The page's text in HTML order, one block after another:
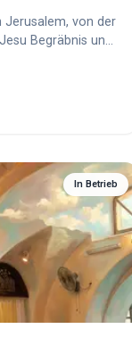
Jerusalem, von der
Begräbnis und
In Betrieb